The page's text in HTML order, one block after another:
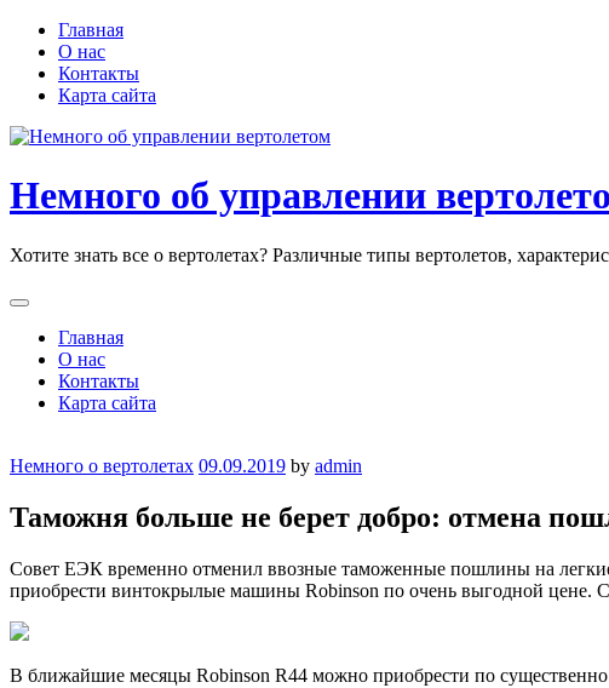
Skip
content
Главная
О нас
Контакты
Карта сайта
Немного об управлении
Хотите знать все о вертолетах? Различные типы вертолетов,
Главная
О нас
Контакты
Карта сайта
Немного о вертолетах 09.09.2019 by admin
Таможня больше не берет добро: отмена
Совет ЕЭК временно отменил ввозные таможенные пошлины на
приобрести винтокрылые машины Robinson по очень выгодной цене.
В ближайшие месяцы Robinson R44 можно приобрести по